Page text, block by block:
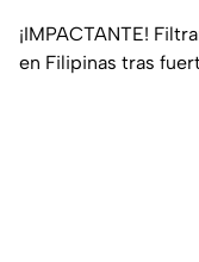
¡IMPACTANTE!
en Filipinas tras